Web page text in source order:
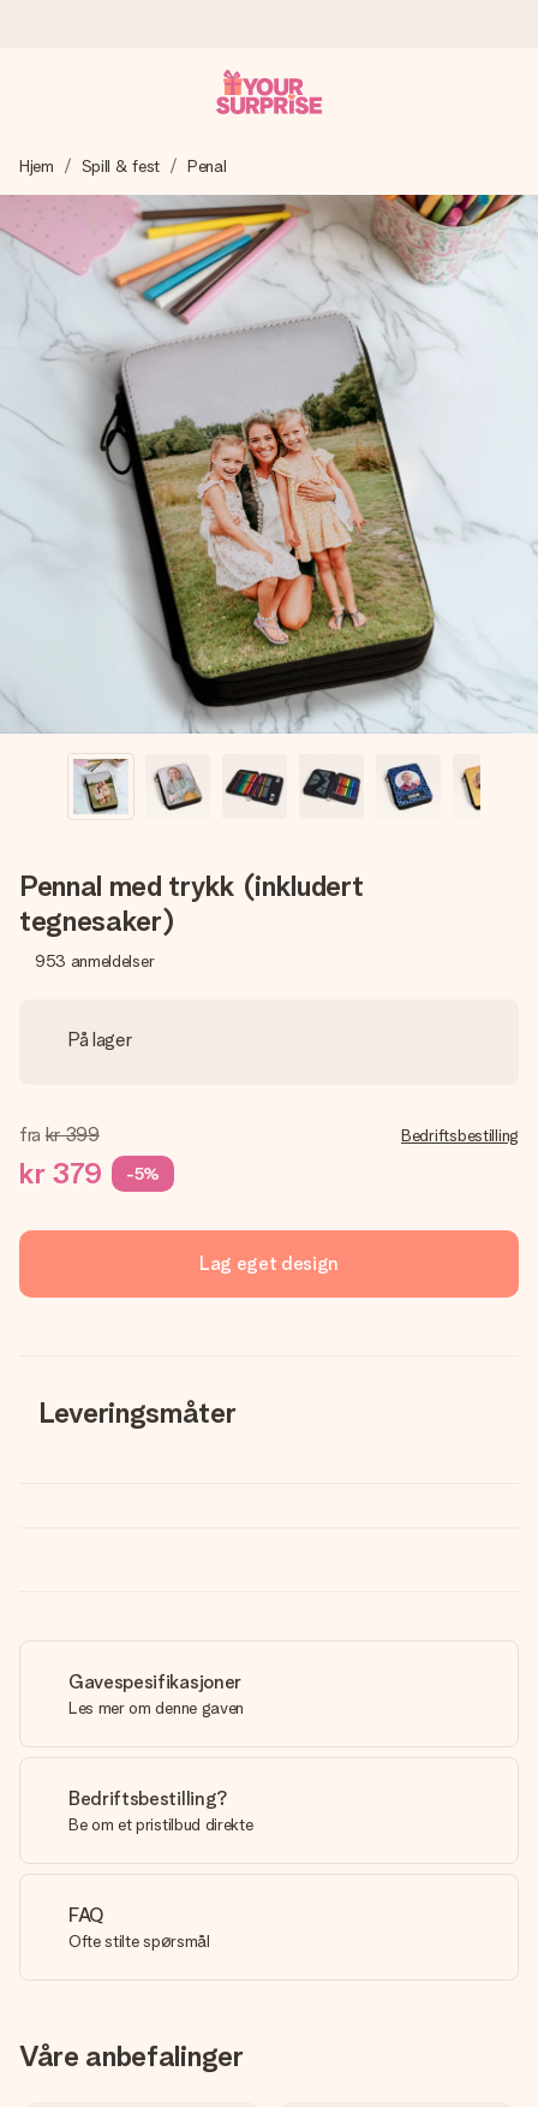
Vi lager dine gaver med omtanke og sender den avgårde så
raskt som mulig - slik at du kan gi gaven i tide, når den betyr
aller mest.
4,5 (basert på +15 000 anmeldelser)
Gavene våre inspirerer. Kundene gir oss 4,5 på Google
Gratis kort med hilsen
Lag noe unikt med bare noen få steg - med hennes navn,
et bilde av dere eller en beskjed som virkelig berører
hjertet. Ikke noe tull, bare masse kjærlighet i øyeblikket.
Hjem Spill & fest Penal
Pennal med trykk (inkludert
tegnesaker)
953 anmeldelser
På lager
fra kr 399
kr 379 -5%
Bedriftsbestilling
Lag eget design
Leveringsmåter
Gavespesifikasjoner
Les mer om denne gaven
Bedriftsbestilling?
Be om et pristilbud direkte
FAQ
Ofte stilte spørsmål
Våre anbefalinger